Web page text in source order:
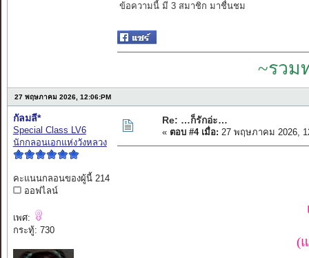
ข้อความนี้ มี 3 สมาชิก มาชื่นชม
~รวม
27 พฤษภาคม 2026, 12:06:PM
กัลมลี*
Special Class LV6
นักกลอนเอกแห่งวังหลวง
คะแนนกลอนของผู้นี้ 214
ออฟไลน์
เพศ:
กระทู้: 730
Re: …ก็รักอ่ะ…
« ตอบ #4 เมื่อ: 27 พฤษภาคม 2026,
(